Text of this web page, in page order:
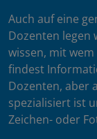
Auch auf eine
Dozenten legen
wissen, mit
findest
Dozenten, aber
spezialisiert ist
Zeichen- oder